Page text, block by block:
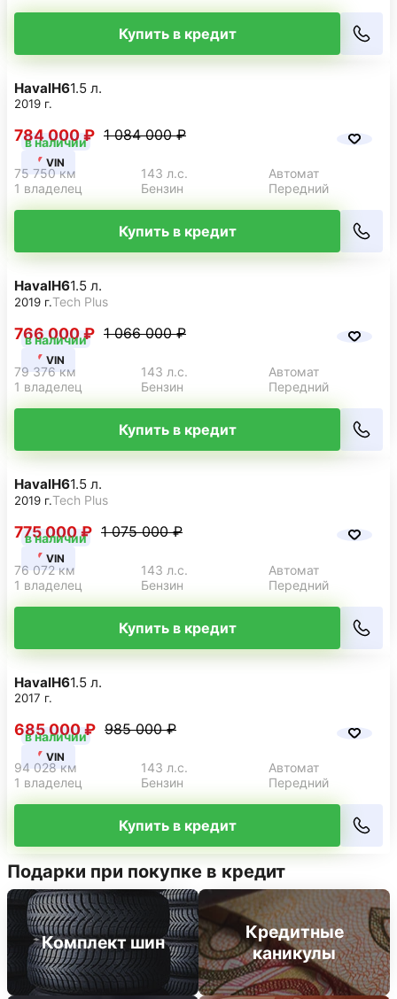
Купить в кредит
в наличии
VIN
HavalH61.5 л.
2019 г.
784 000 ₽ 1 084 000 ₽
75 750 км 143 л.с.
Автомат
1 владелец
Бензин Передний
Купить в кредит
в наличии
VIN
HavalH61.5 л.
2019 г.Tech Plus
766 000 ₽ 1 066 000 ₽
79 376 км 143 л.с.
Автомат
1 владелец
Бензин Передний
Купить в кредит
в наличии
VIN
HavalH61.5 л.
2019 г.Tech Plus
775 000 ₽ 1 075 000 ₽
76 072 км 143 л.с.
Автомат
1 владелец
Бензин Передний
Купить в кредит
в наличии
VIN
HavalH61.5 л.
2017 г.
685 000 ₽ 985 000 ₽
94 028 км 143 л.с.
Автомат
1 владелец
Бензин Передний
Купить в кредит
Подарки при покупке в кредит
Комплект шин
Кредитные
каникулы